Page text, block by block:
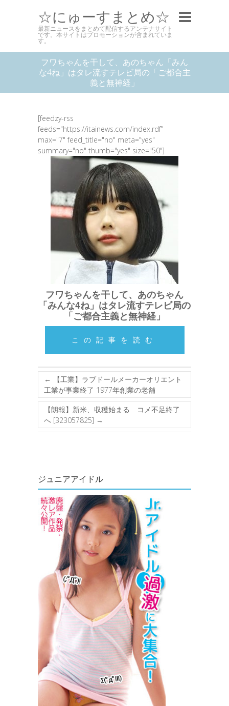
☆にゅーすまとめ☆
最新ニュースをまとめて配信するアンテナサイト
です。本サイトはプロモーションが含まれていま
す。
フワちゃんを干して、あのちゃん「みん
な4ね」はタレ流すテレビ局の「ご都合主
義と無神経」
[feedzy-rss
feeds="https://itainews.com/index.rdf"
max="7" feed_title="no" meta="yes"
summary="no" thumb="yes" size="50"]
フワちゃんを干して、あのちゃん
「みんな4ね」はタレ流すテレビ局の
「ご都合主義と無神経」
この記事を読む
←
【工業】ラブドールメーカーオリエント
工業が事業終了 1977年創業の老舗
【朗報】新米、収穫始まる コメ不足終了
へ [323057825] →
ジュニアアイドル